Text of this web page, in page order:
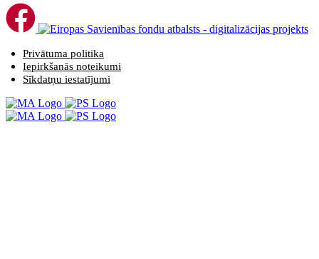
Privātuma politika
Iepirkšanās noteikumi
Sīkdatņu iestatījumi